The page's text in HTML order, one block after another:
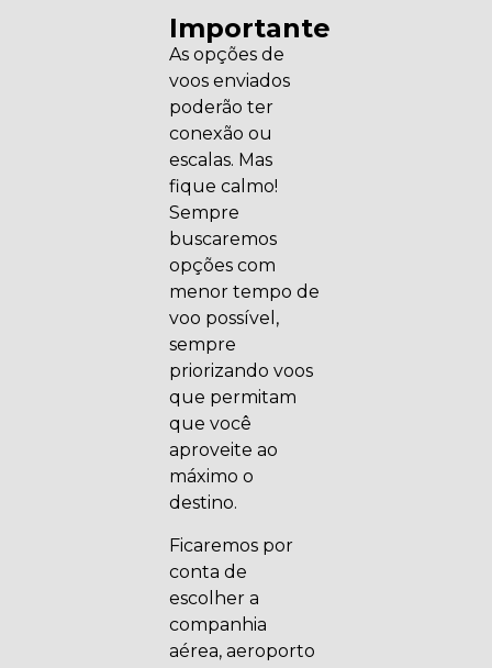
Importante
As opções de
voos enviados
poderão ter
conexão ou
escalas. Mas
fique calmo!
Sempre
buscaremos
opções com
menor tempo de
voo possível,
sempre
priorizando voos
que permitam
que você
aproveite ao
máximo o
destino.
Ficaremos por
conta de
escolher a
companhia
aérea, aeroporto